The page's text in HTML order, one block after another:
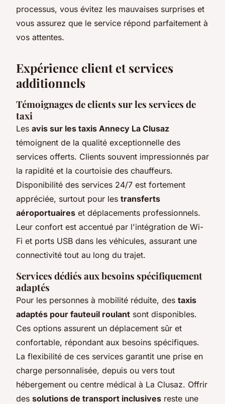
processus, vous évitez les mauvaises surprises et
vous assurez que le service répond parfaitement à
vos attentes.
Expérience client et services
additionnels
Témoignages de clients sur les services de
taxi
Les avis sur les taxis Annecy La Clusaz
témoignent de la qualité exceptionnelle des
services offerts. Clients souvent impressionnés par
la rapidité et la courtoisie des chauffeurs.
Disponibilité des services 24/7 est fortement
appréciée, surtout pour les transferts
aéroportuaires et déplacements professionnels.
Leur confort est accentué par l'intégration de Wi-
Fi et ports USB dans les véhicules, assurant une
connectivité tout au long du trajet.
Services dédiés aux besoins spécifiquement
adaptés
Pour les personnes à mobilité réduite, des taxis
adaptés pour fauteuil roulant sont disponibles.
Ces options assurent un déplacement sûr et
confortable, répondant aux besoins spécifiques.
La flexibilité de ces services garantit une prise en
charge personnalisée, depuis ou vers tout
hébergement ou centre médical à La Clusaz. Offrir
des solutions de transport inclusives reste une